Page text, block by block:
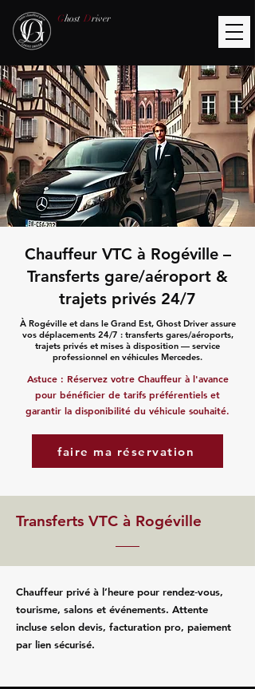
Ghost Driver
Chauffeur VTC à Rogéville –
Transferts gare/aéroport &
trajets privés 24/7
À Rogéville et dans le Grand Est, Ghost Driver assure
vos déplacements 24/7 : transferts gares/aéroports,
trajets privés et mises à disposition — service
professionnel en véhicules Mercedes.
Astuce : Réservez votre Chauffeur à l'avance
pour bénéficier de tarifs préférentiels et
garantir la disponibilité du véhicule souhaité.
faire ma réservation
Transferts VTC à Rogéville
Chauffeur privé à l’heure pour rendez‑vous,
tourisme, salons et événements. Attente
incluse selon devis, facturation pro, paiement
par lien sécurisé.